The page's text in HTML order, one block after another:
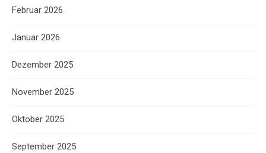
Februar 2026
Januar 2026
Dezember 2025
November 2025
Oktober 2025
September 2025